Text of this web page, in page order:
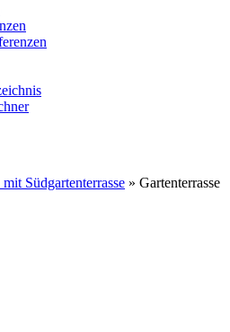
Südgartenterrasse » Gartenterrasse